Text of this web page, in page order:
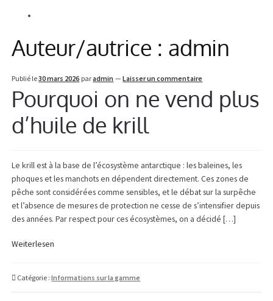
Information
Auteur/autrice : admin
Publié le30 mars 2026 paradmin —Laisser un commentaire
Pourquoi on ne vend plus
d’huile de krill
Le krill est à la base de l’écosystème antarctique : les baleines, les
phoques et les manchots en dépendent directement. Ces zones de
pêche sont considérées comme sensibles, et le débat sur la surpêche
et l’absence de mesures de protection ne cesse de s’intensifier depuis
des années. Par respect pour ces écosystèmes, on a décidé […]
Weiterlesen
Catégorie :Informations sur la gamme